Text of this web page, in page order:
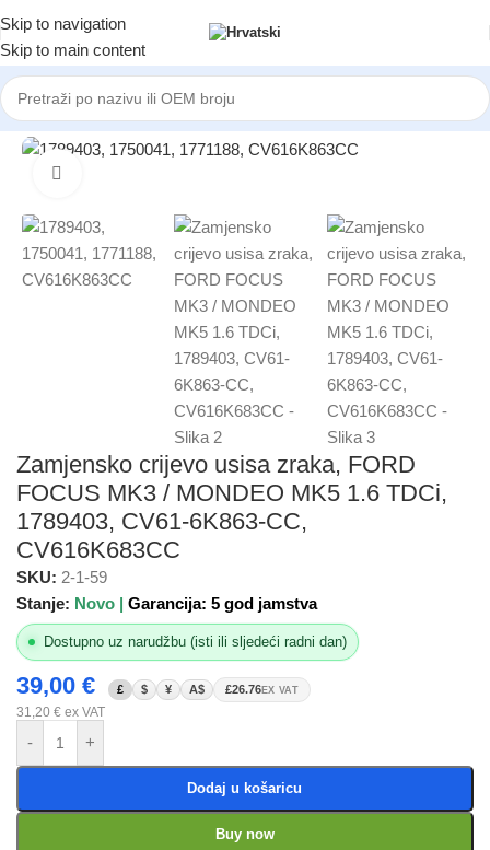
Skip to navigation
Skip to main content
Početna/AUTOMOBILI/FORD
Zamjensko crijevo usisa zraka, FORD
FOCUS MK3 / MONDEO MK5 1.6 TDCi,
1789403, CV61-6K863-CC,
CV616K683CC
SKU: 2-1-59
Stanje: Novo | Garancija: 5 god jamstva
Dostupno uz narudžbu (isti ili sljedeći radni dan)
39,00 € £ $ ¥ A$ £26.76 EX VAT
31,20 € ex VAT
- +
Dodaj u košaricu
Buy now